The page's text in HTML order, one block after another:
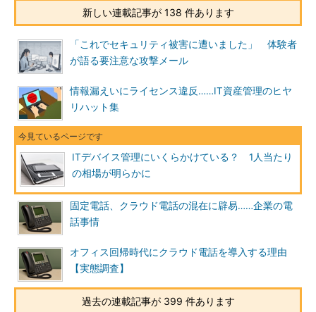
新しい連載記事が 138 件あります
「これでセキュリティ被害に遭いました」 体験者
が語る要注意な攻撃メール
情報漏えいにライセンス違反……IT資産管理のヒヤ
リハット集
ITデバイス管理にいくらかけている？ 1人当たり
の相場が明らかに
固定電話、クラウド電話の混在に辟易……企業の電
話事情
オフィス回帰時代にクラウド電話を導入する理由
【実態調査】
過去の連載記事が 399 件あります